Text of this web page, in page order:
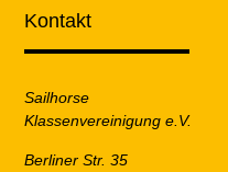
Kontakt
Sailhorse
Klassenvereinigung e.V.
Berliner Str. 35